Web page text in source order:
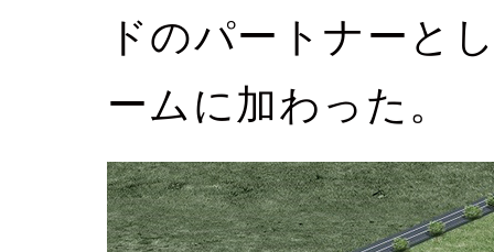
ドのパートナーと
ームに加わった。